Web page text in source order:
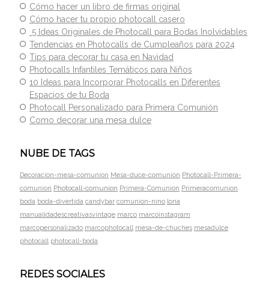
Cómo hacer un libro de firmas original
Cómo hacer tu propio photocall casero
5 Ideas Originales de Photocall para Bodas Inolvidables
Tendencias en Photocalls de Cumpleaños para 2024
Tips para decorar tu casa en Navidad
Photocalls Infantiles Temáticos para Niños
10 Ideas para Incorporar Photocalls en Diferentes
Espacios de tu Boda
Photocall Personalizado para Primera Comunión
Como decorar una mesa dulce
NUBE DE TAGS
Decoracion-mesa-comunion Mesa-duce-comunion Photocall-Primera-
comunion Photocall-comunion Primera-Comunion Primeracomunion
boda boda-divertida candybar comunion-nino lona
manualidadescreativasvintage marco marcoinstagram
marcopersonalizado marcophotocall mesa-de-chuches mesadulce
photocall photocall-boda
REDES SOCIALES